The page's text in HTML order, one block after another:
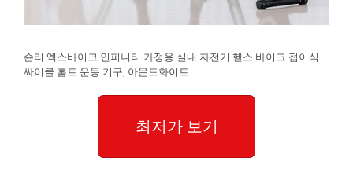
숀리 엑스바이크 인피니티 가정용 실내 자전거 헬스 바이크 접이식
싸이클 홈트 운동 기구, 아몬드화이트
최저가 보기